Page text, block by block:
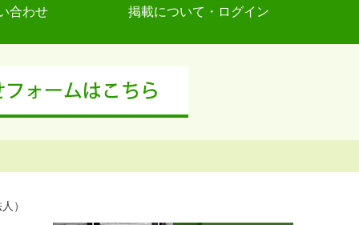
合わせ 掲載について・ログイン
）